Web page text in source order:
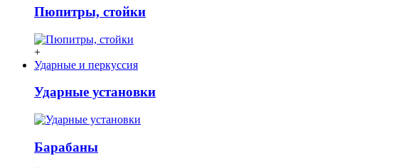
Пюпитры, стойки
+
Ударные и перкуссия
Ударные установки
Барабаны